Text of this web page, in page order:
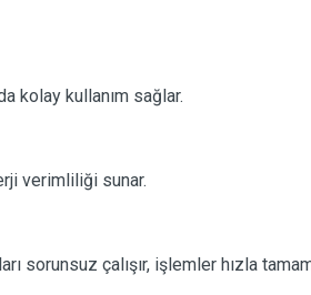
kolay kullanım sağlar.
verimliliği sunar.
sorunsuz çalışır, işlemler hızla